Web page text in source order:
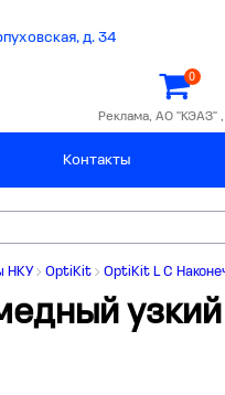
д. 34
0
Реклама, АО "КЭАЗ"
Контакты
НКУ OptiKit OptiKit L C
узкий